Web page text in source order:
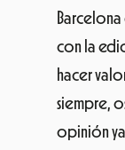
con la
hacer
siempre,
opinión